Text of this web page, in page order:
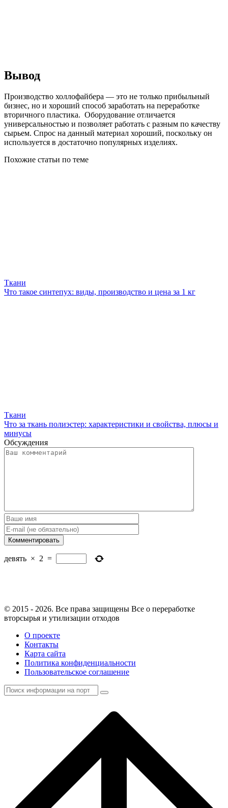
Вывод
Производство холлофайбера — это не только прибыльный
бизнес, но и хороший способ заработать на переработке
вторичного пластика. Оборудование отличается
универсальностью и позволяет работать с разным по качеству
сырьем. Спрос на данный материал хороший, поскольку он
используется в достаточно популярных изделиях.
Похожие статьи по теме
Ткани
Что такое синтепух: виды, производство и цена за 1 кг
Ткани
Что за ткань полиэстер: характеристики и свойства, плюсы и
минусы
Обсуждения
девять × 2 =
© 2015 - 2026. Все права защищены Все о переработке
вторсырья и утилизации отходов
О проекте
Контакты
Карта сайта
Политика конфиденциальности
Пользовательское соглашение